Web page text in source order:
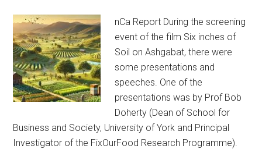
nCa Report During the screening
event of the film Six inches of
Soil on Ashgabat, there were
some presentations and
speeches. One of the
presentations was by Prof Bob
Doherty (Dean of School for
Business and Society, University of York and Principal
Investigator of the FixOurFood Research Programme).